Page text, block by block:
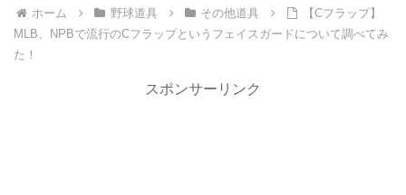
ホーム 野球道具 その他道具
【Cフラップ】
MLB、NPBで流行のCフラップというフェイスガードについて調べてみ
た！
スポンサーリンク